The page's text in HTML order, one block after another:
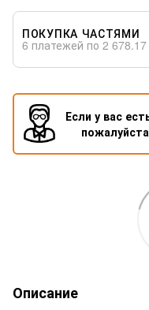
ПОКУПКА ЧАСТЯМИ
6 платежей по 2 678.17
Если у вас
Описание